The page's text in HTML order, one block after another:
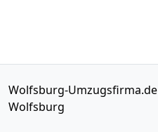
Wolfsburg-Umzugsfirma.de
Wolfsburg